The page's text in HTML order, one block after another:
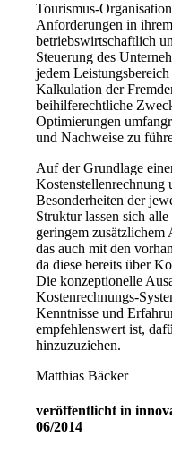
Tourismus-
Anforderungen in
betriebswirtschaftlich
Steuerung des
jedem
Kalkulation der
beihilferechtliche
Optimierungen
und Nachweise zu
Auf der Grundlage
Besonderheiten der
Struktur lassen sich
geringem
das auch mit den
da diese bereits über
Die konzeptionelle
Kostenrechnungs-
Kenntnisse und
empfehlenswert ist,
hinzuzuziehen.
Matthias Bäcker
veröffentlicht in
06/2014